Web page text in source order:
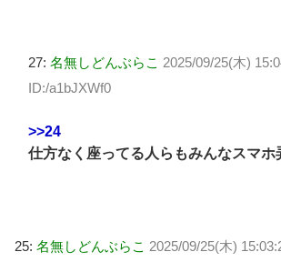
27: 名無しどんぶらこ 2025/09/25(木)
ID:/a1bJXWf0
>>24
仕方なく座ってる人らもみんなスマホ
25: 名無しどんぶらこ 2025/09/25(木)